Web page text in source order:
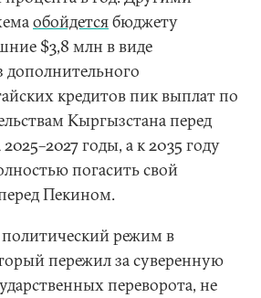
обойдетсябюджету
$3,8 млн в виде
дополнительного
кредитов пик выплат по
Кыргызстана перед
годы, а к 2035 году
погасить свой
Пекином.
режим в
пережил за суверенную
переворота, не